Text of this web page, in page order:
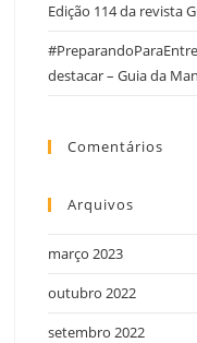
Edição 114 da revista
destacar – Guia da
Comentários
Arquivos
março 2023
outubro 2022
setembro 2022